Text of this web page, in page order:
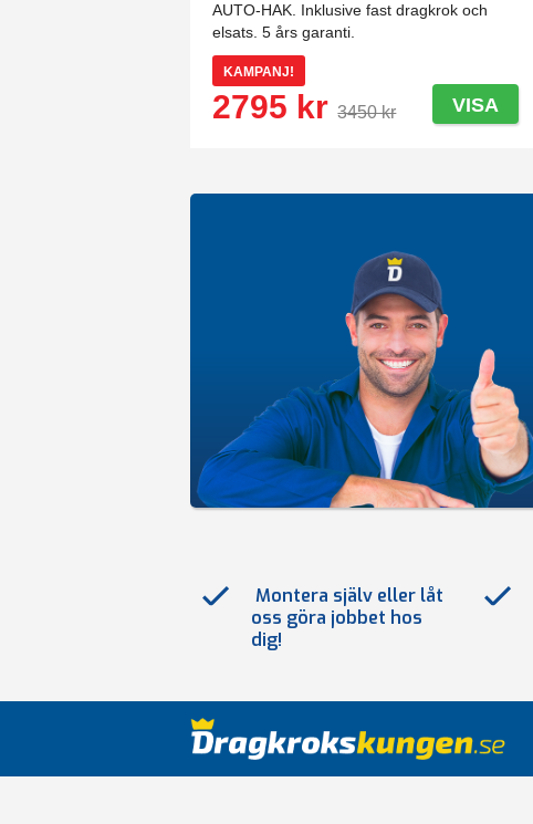
AUTO-HAK. Inklusive fast dragkrok och
elsats. 5 års garanti.
KAMPANJ!
2795 kr 3450 kr VISA
Montera själv eller låt
oss göra jobbet hos
dig!